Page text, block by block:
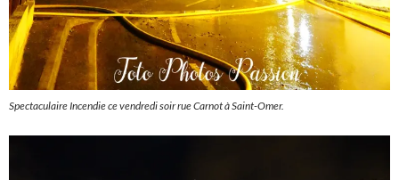
Spectaculaire Incendie ce vendredi soir rue Carnot à Saint-Omer.